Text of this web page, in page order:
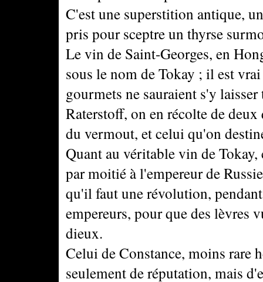
C'est une superstition antique,
pris pour sceptre un thyrse
Le vin de Saint-Georges, en
sous le nom de Tokay ; il est
gourmets ne sauraient s'y
Raterstoff, on en récolte de
du vermout, et celui qu'on
Quant au véritable vin de
par moitié à l'empereur de
qu'il faut une révolution,
empereurs, pour que des lèvres
dieux.
Celui de Constance, moins rare
seulement de réputation, mais